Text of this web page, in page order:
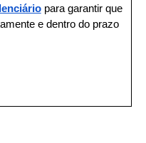
para garantir que
e dentro do prazo